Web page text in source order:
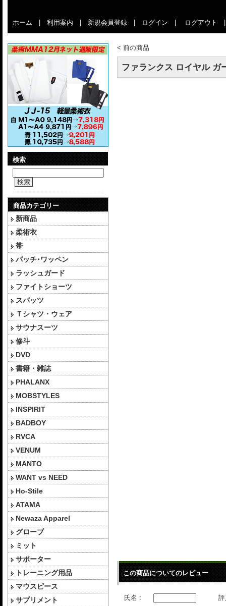
ホーム 利用案内 新規会員登録 ログイン ログアウト
検索
検索
商品カテゴリー
新商品
柔術衣
帯
パッチ･ワッペン
ラッシュガード
ファイトショーツ
スパッツ
Ｔシャツ・ウェア
サウナスーツ
修斗
DVD
書籍・雑誌
PHALANX
MOBSTYLES
INSPIRIT
BADBOY
RVCA
VENUM
MANTO
WANT vs NEED
Ho-Stile
ATAMA
Newaza Apparel
グローブ
ミット
サポーター
トレーニング用品
マウスピース
サプリメント
< 前の商品
ファランクス ロイヤル ガ
この商品についてのレビュー
氏名 :